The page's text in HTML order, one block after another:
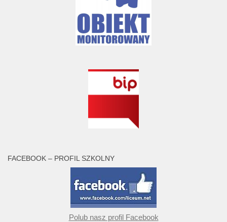
FACEBOOK – PROFIL SZKOLNY
Polub nasz profil Facebook